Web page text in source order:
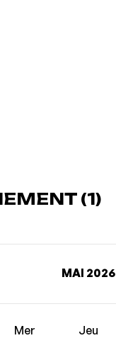
(1)
MAI 2026
Mer Jeu